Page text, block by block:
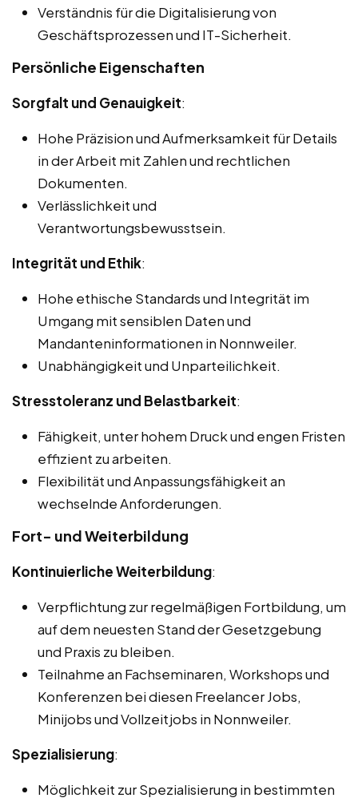
Verständnis für die Digitalisierung von
Geschäftsprozessen und IT-Sicherheit.
Persönliche Eigenschaften
Sorgfalt und Genauigkeit:
Hohe Präzision und Aufmerksamkeit für Details
in der Arbeit mit Zahlen und rechtlichen
Dokumenten.
Verlässlichkeit und
Verantwortungsbewusstsein.
Integrität und Ethik:
Hohe ethische Standards und Integrität im
Umgang mit sensiblen Daten und
Mandanteninformationen in Nonnweiler.
Unabhängigkeit und Unparteilichkeit.
Stresstoleranz und Belastbarkeit:
Fähigkeit, unter hohem Druck und engen Fristen
effizient zu arbeiten.
Flexibilität und Anpassungsfähigkeit an
wechselnde Anforderungen.
Fort- und Weiterbildung
Kontinuierliche Weiterbildung:
Verpflichtung zur regelmäßigen Fortbildung, um
auf dem neuesten Stand der Gesetzgebung
und Praxis zu bleiben.
Teilnahme an Fachseminaren, Workshops und
Konferenzen bei diesen Freelancer Jobs,
Minijobs und Vollzeitjobs in Nonnweiler.
Spezialisierung:
Möglichkeit zur Spezialisierung in bestimmten